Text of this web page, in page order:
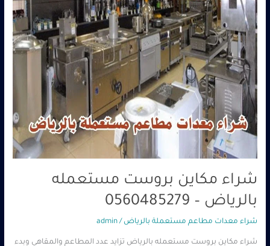
شراء مكاين بروست مستعمله
بالرياض – 0560485279
شراء معدات مطاعم مستعملة بالرياض /
admin
شراء مكاين بروست مستعمله بالرياض تزايد عدد المطاعم والمقاهي وبدء